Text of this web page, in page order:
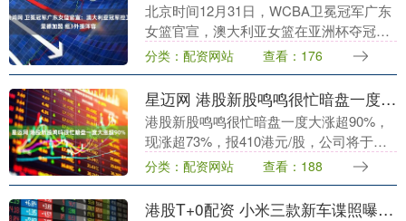
北京时间12月31日，WCBA卫冕冠军广东
女篮官宣，澳大利亚女篮在亚洲杯夺冠的
核心控卫斯蒂芬妮-里德正式加盟。只有
1.68米的里德今夏入选亚洲杯最佳阵容，
她将提....
分类：配资网站 查看：176
星迈网 港股新股鸣鸣很忙暗盘一度大涨超90%
港股新股鸣鸣很忙暗盘一度大涨超90%，
现涨超73%，报410港元/股，公司将于明
日在港交所挂牌上市。 文章来源：东方财
富Choice数据 责任编辑：98 郑重声....
分类：配资网站 查看：188
港股T+0配资 小米三款新车谍照曝光？！疑似两款增程亮相，SU7加长版也来了